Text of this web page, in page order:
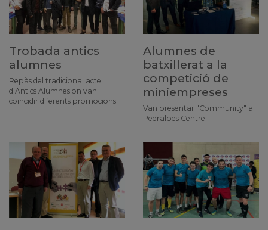
Trobada antics
alumnes
Repàs del tradicional acte
d’Antics Alumnes on van
coincidir diferents promocions.
Alumnes de
batxillerat a la
competició de
miniempreses
Van presentar "Community" a
Pedralbes Centre